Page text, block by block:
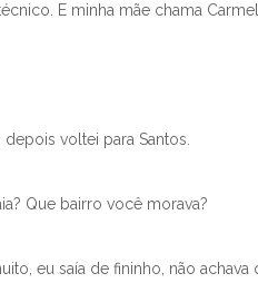
E minha mãe chama
voltei para Santos.
Que bairro você morava?
eu saía de fininho, não